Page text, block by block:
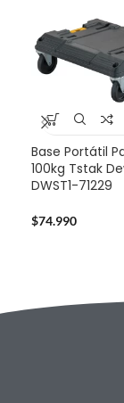
Base Portátil
100kg Tstak
DWST1-71229
$74.990